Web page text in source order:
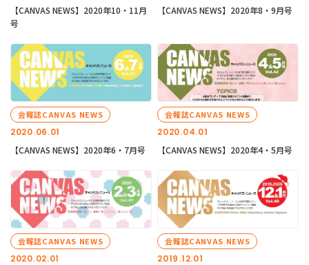
【CANVAS NEWS】2020年10・11月
号
【CANVAS NEWS】2020年8・9月号
2020.06.01
会報誌CANVAS NEWS
【CANVAS NEWS】2020年6・7月号
2020.04.01
会報誌CANVAS NEWS
【CANVAS NEWS】2020年4・5月号
2020.02.01
会報誌CANVAS NEWS
2019.12.01
会報誌CANVAS NEWS